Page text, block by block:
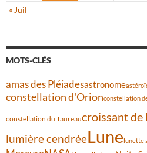
« Juil
MOTS-CLÉS
amas des Pléiadesastronome
constellation d'Orionconstellation
constellation du Taureaucroissant de
lumière cendréeLune lunette